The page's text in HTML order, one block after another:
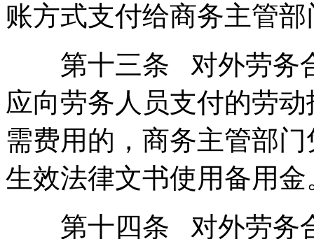
账方式支付给商务主管
第十三条 对外劳务合
应向劳务人员支付的劳
需费用的，商务主管部
生效法律文书使用备用金
第十四条 对外劳务合